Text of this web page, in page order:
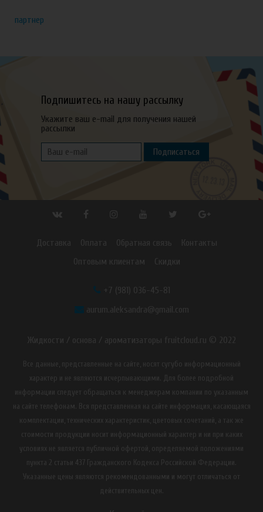
партнер
Подпишитесь на нашу рассылку
Укажите ваш e-mail для получения нашей
рассылки
Подписаться
Доставка Оплата Обратная связь
Контакты
Оптовым клиентам
Скидки
+7 (981) 036-45-81
aurum.aleksandra@gmail.com
Жидкости / основа / ароматизаторы fruitcloud.ru © 2022
Все данные, представленные на сайте, носят сугубо информационный
характер и не являются исчерпывающими. Для более подробной
информации следует обращаться к менеджерам компании по указанным
на сайте телефонам. Вся представленная на сайте информация, касающаяся
комплектации, технических характеристик, цветовых сочетаний, а так же
стоимости продукции носит информационный характер и ни при каких
условиях не является публичной офертой, определяемой положениями
пункта 2 статьи 437 Гражданского Кодекса Российской Федерации.
Указанные цены являются рекомендованными и могут отличаться от
действительных цен.